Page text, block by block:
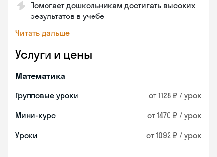
Помогает дошкольникам достигать высоких
результатов в учебе
Читать дальше
Услуги и цены
Математика
Групповые уроки от 1128 ₽ / урок
Мини-курс от 1470 ₽ / урок
Уроки от 1092 ₽ / урок